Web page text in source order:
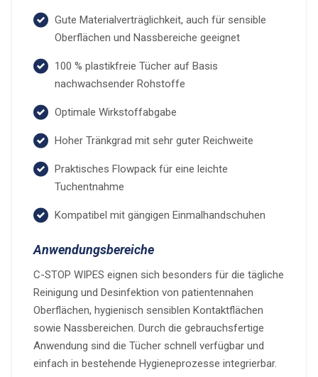
Gute Materialverträglichkeit, auch für sensible
Oberflächen und Nassbereiche geeignet
100 % plastikfreie Tücher auf Basis
nachwachsender Rohstoffe
Optimale Wirkstoffabgabe
Hoher Tränkgrad mit sehr guter Reichweite
Praktisches Flowpack für eine leichte
Tuchentnahme
Kompatibel mit gängigen Einmalhandschuhen
Anwendungsbereiche
C-STOP WIPES eignen sich besonders für die tägliche
Reinigung und Desinfektion von patientennahen
Oberflächen, hygienisch sensiblen Kontaktflächen
sowie Nassbereichen. Durch die gebrauchsfertige
Anwendung sind die Tücher schnell verfügbar und
einfach in bestehende Hygieneprozesse integrierbar.